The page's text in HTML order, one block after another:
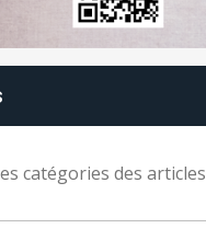
catégories des articles